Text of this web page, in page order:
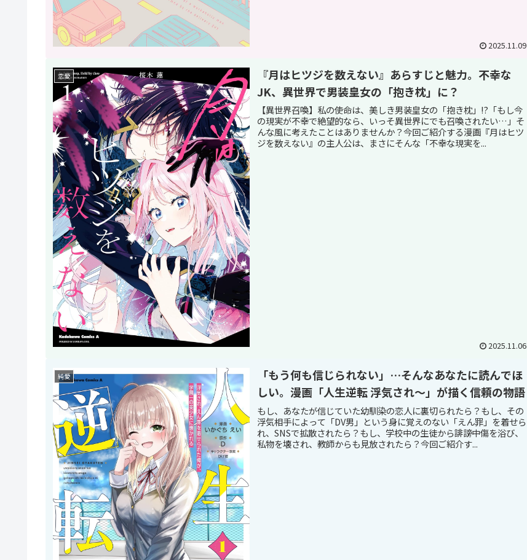
2025.11.09
恋愛
『月はヒツジを数えない』あらすじと魅力。不幸な
JK、異世界で男装皇女の「抱き枕」に？
【異世界召喚】私の使命は、美しき男装皇女の「抱き枕」!?「もし今
の現実が不幸で絶望的なら、いっそ異世界にでも召喚されたい…」そ
んな風に考えたことはありませんか？今回ご紹介する漫画『月はヒツ
ジを数えない』の主人公は、まさにそんな「不幸な現実を...
2025.11.06
純愛
「もう何も信じられない」…そんなあなたに読んでほ
しい。漫画「人生逆転 浮気され～」が描く信頼の物語
もし、あなたが信じていた幼馴染の恋人に裏切られたら？もし、その
浮気相手によって「DV男」という身に覚えのない「えん罪」を着せら
れ、SNSで拡散されたら？もし、学校中の生徒から誹謗中傷を浴び、
私物を壊され、教師からも見放されたら？今回ご紹介す...